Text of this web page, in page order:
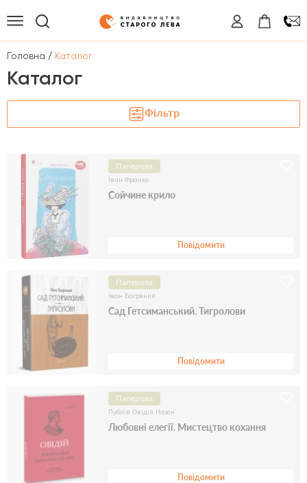
Головна / Каталог
Каталог
Фільтр
Паперова
Іван Франко
Сойчине крило
Повідомити
Паперова
Іван Багряний
Сад Гетсиманський. Тигролови
Повідомити
Паперова
Публій Овідій Назон
Любовні елегії. Мистецтво кохання
Повідомити